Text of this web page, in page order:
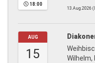
18:00
13.Aug.2026
AUG
15